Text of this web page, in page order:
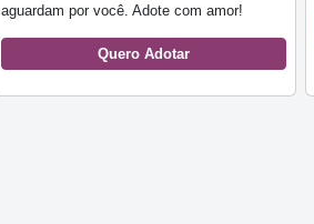
aguardam por você. Adote com amor!
Quero Adotar